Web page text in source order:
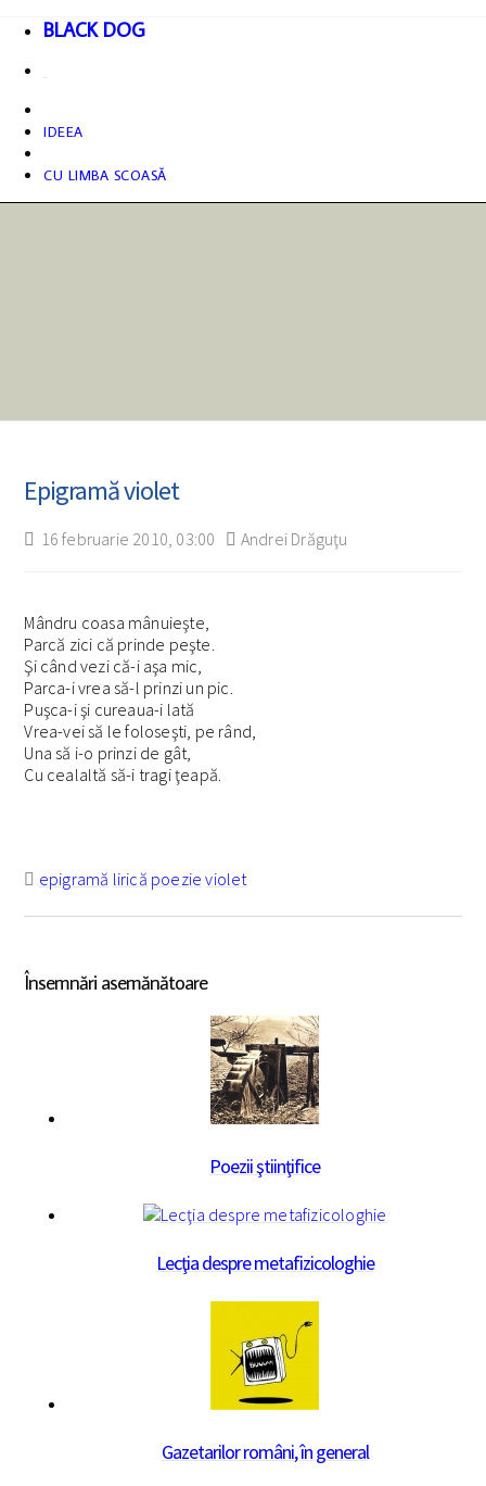
BLACK DOG
IDEEA
CU LIMBA SCOASĂ
Epigramă violet
16 februarie 2010, 03:00 Andrei Drăguţu
Mândru coasa mânuieşte,
Parcă zici că prinde peşte.
Şi când vezi că-i aşa mic,
Parca-i vrea să-l prinzi un pic.
Puşca-i şi cureaua-i lată
Vrea-vei să le foloseşti, pe rând,
Una să i-o prinzi de gât,
Cu cealaltă să-i tragi ţeapă.
epigramă lirică poezie violet
Însemnări asemănătoare
Poezii ştiinţifice
Lecţia despre metafizicologhie
Gazetarilor români, în general